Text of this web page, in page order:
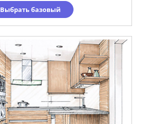
Выбрать базовый